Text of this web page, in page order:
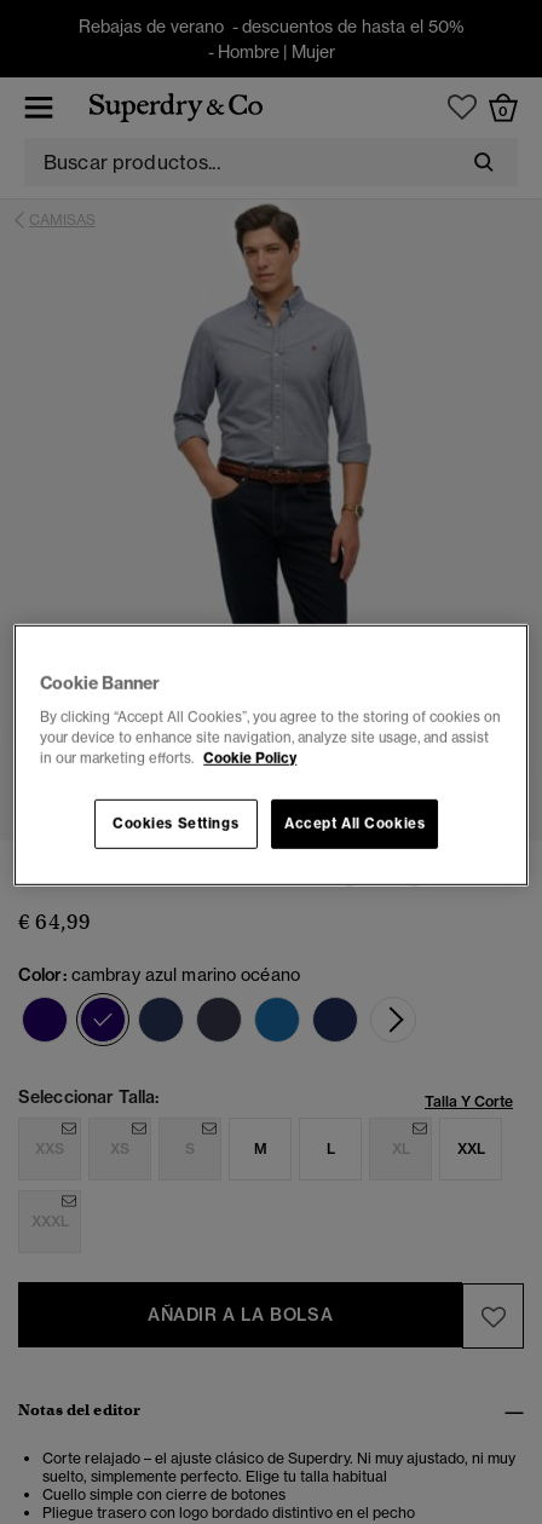
Rebajas de verano - descuentos de hasta el 50%
- Hombre| Mujer
0
CAMISAS
2 3
€ 64,99
Color: cambray azul marino océano
seleccionado
Seleccionar Talla: Talla Y Corte
XXS XS S M L XL XXL
XXXL
AÑADIR A LA BOLSA
Notas del editor
Corte relajado – el ajuste clásico de Superdry. Ni muy ajustado, ni muy
suelto, simplemente perfecto. Elige tu talla habitual
Cuello simple con cierre de botones
Pliegue trasero con logo bordado distintivo en el pecho
Cookie Banner
By clicking “Accept All Cookies”, you agree to the storing of cookies on
your device to enhance site navigation, analyze site usage, and assist
in our marketing efforts. Cookie Policy
Accept All Cookies
Cookies Settings